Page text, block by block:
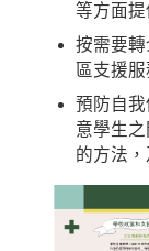
等方面
按需要
區支援服
預防自
意學生
的方法